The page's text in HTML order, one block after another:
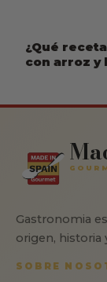
¿Qué
con arroz y
Gastronomia
origen, historia
SOBRE